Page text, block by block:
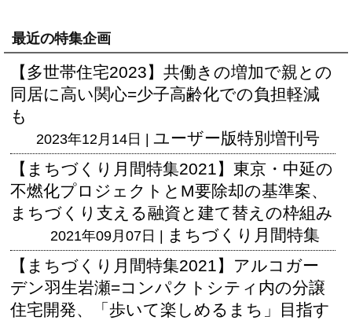
最近の特集企画
【多世帯住宅2023】共働きの増加で親との
同居に高い関心=少子高齢化での負担軽減
も
2023年12月14日 | ユーザー版特別増刊号
【まちづくり月間特集2021】東京・中延の
不燃化プロジェクトとM要除却の基準案、
まちづくり支える融資と建て替えの枠組み
2021年09月07日 |
まちづくり月間特集
【まちづくり月間特集2021】アルコガー
デン羽生岩瀬=コンパクトシティ内の分譲
住宅開発、「歩いて楽しめるまち」目指す